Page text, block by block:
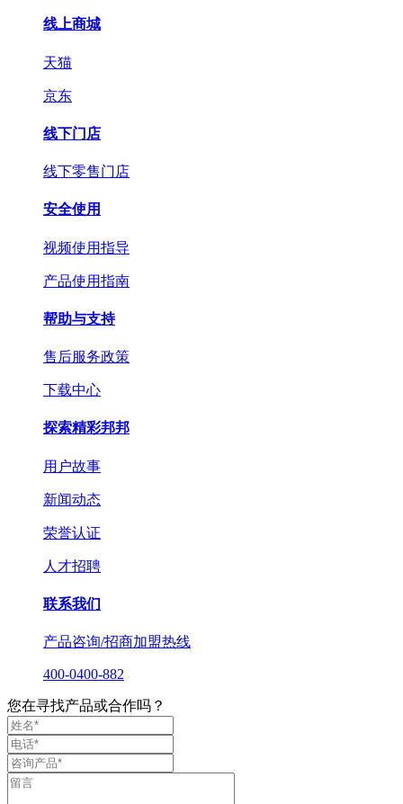
线上商城
天猫
京东
线下门店
线下零售门店
安全使用
视频使用指导
产品使用指南
帮助与支持
售后服务政策
下载中心
探索精彩邦邦
用户故事
新闻动态
荣誉认证
人才招聘
联系我们
产品咨询/招商加盟热线
400-0400-882
您在寻找产品或合作吗？